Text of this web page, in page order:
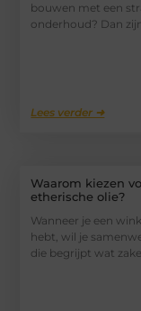
bouwen met een
onderhoud? Dan
Lees verder ➜
Waarom kiezen
etherische olie?
Wanneer je een
hebt, wil je
die begrijpt wat